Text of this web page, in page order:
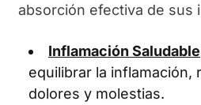
absorción efectiva de sus
Inflamación Saludable
equilibrar la inflamación,
dolores y molestias.